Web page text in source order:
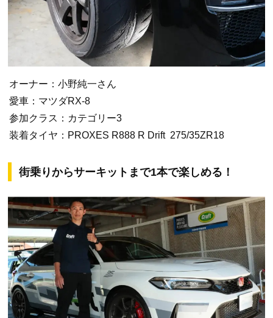
オーナー：小野純一さん
愛車：マツダRX-8
参加クラス：カテゴリー3
装着タイヤ：PROXES R888 R Drift 275/35ZR18
街乗りからサーキットまで1本で楽しめる！